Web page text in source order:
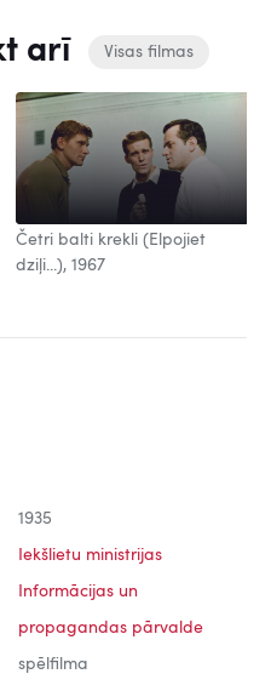
arī Visas filmas
Četri balti krekli (Elpojiet
dziļi...), 1967
1935
Iekšlietu ministrijas
Informācijas un
propagandas pārvalde
spēlfilma